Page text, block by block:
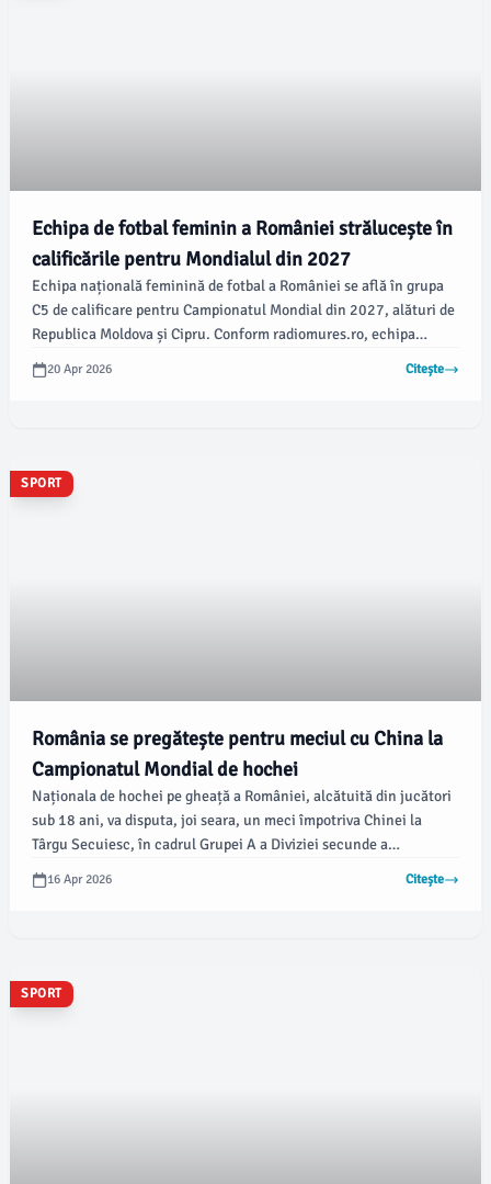
Echipa de fotbal feminin a României strălucește în
calificările pentru Mondialul din 2027
Echipa națională feminină de fotbal a României se află în grupa
C5 de calificare pentru Campionatul Mondial din 2027, alături de
Republica Moldova și Cipru. Conform radiomures.ro, echipa
română a avut un început promițător în preliminarii, obținând
victorii importante.
20 Apr 2026 Citește
SPORT
România se pregătește pentru meciul cu China la
Campionatul Mondial de hochei
Naționala de hochei pe gheață a României, alcătuită din jucători
sub 18 ani, va disputa, joi seara, un meci împotriva Chinei la
Târgu Secuiesc, în cadrul Grupei A a Diviziei secunde a
Campionatului Mondial. Partida este programată să înceapă la ora
19.00, conform radiomures.ro.
16 Apr 2026 Citește
SPORT